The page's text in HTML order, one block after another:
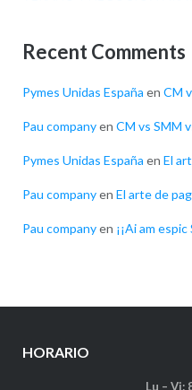
Recent Comments
Pymes Unidas España en CM
Pau companyen CM vs SMM
Pymes Unidas España en El
Pau companyen El arte de
Pau companyen ¡¡Ai am
HORARIO
Lu – Vi: